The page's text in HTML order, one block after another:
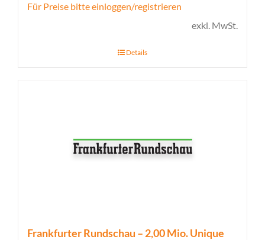
Für Preise bitte einloggen/registrieren
exkl. MwSt.
Details
Frankfurter Rundschau – 2,00 Mio. Unique